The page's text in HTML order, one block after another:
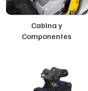
Cabina y
Componentes